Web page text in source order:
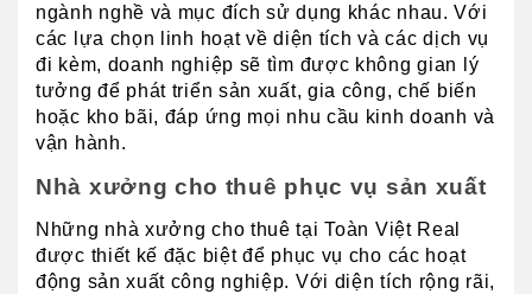
ngành nghề và mục đích sử dụng khác nhau. Với
các lựa chọn linh hoạt về diện tích và các dịch vụ
đi kèm, doanh nghiệp sẽ tìm được không gian lý
tưởng để phát triển sản xuất, gia công, chế biến
hoặc kho bãi, đáp ứng mọi nhu cầu kinh doanh và
vận hành.
Nhà xưởng cho thuê phục vụ sản xuất
Những nhà xưởng cho thuê tại Toàn Việt Real
được thiết kế đặc biệt để phục vụ cho các hoạt
động sản xuất công nghiệp. Với diện tích rộng rãi,